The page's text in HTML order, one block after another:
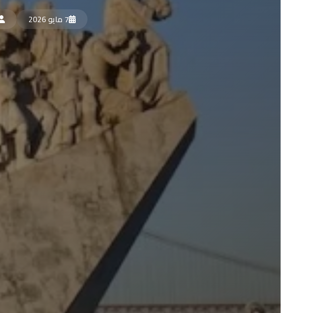
7 مايو 2026